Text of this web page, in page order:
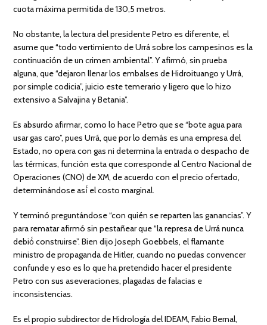
cuota máxima permitida de 130,5 metros.
No obstante, la lectura del presidente Petro es diferente, el
asume que “todo vertimiento de Urrá sobre los campesinos es la
continuación de un crimen ambiental”. Y afirmó, sin prueba
alguna, que “dejaron llenar los embalses de Hidroituango y Urrá,
por simple codicia”, juicio este temerario y ligero que lo hizo
extensivo a Salvajina y Betania”.
Es absurdo afirmar, como lo hace Petro que se “bote agua para
usar gas caro”, pues Urrá, que por lo demás es una empresa del
Estado, no opera con gas ni determina la entrada o despacho de
las térmicas, función esta que corresponde al Centro Nacional de
Operaciones (CNO) de XM, de acuerdo con el precio ofertado,
determinándose así́ el costo marginal.
Y terminó preguntándose “con quién se reparten las ganancias”. Y
para rematar afirmó sin pestañear que “la represa de Urrá nunca
debió́ construirse”. Bien dijo Joseph Goebbels, el flamante
ministro de propaganda de Hitler, cuando no puedas convencer
confunde y eso es lo que ha pretendido hacer el presidente
Petro con sus aseveraciones, plagadas de falacias e
inconsistencias.
Es el propio subdirector de Hidrología del IDEAM, Fabio Bernal,